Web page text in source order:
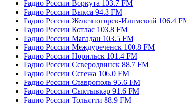
Радио России Воркута 103.7 FM
Радио России Выкса 94.8 FM
Радио России Железногорск-Илимский 106.4
Радио России Котлас 103.8 FM
Радио России Магадан 103.5 FM
Радио России Междуреченск 100.8 FM
Радио России Норильск 101.4 FM
Радио России Северодвинск 88.7 FM
Радио России Сегежа 106.0 FM
Радио России Ставрополь 95.6 FM
Радио России Сыктывкар 91.6 FM
Радио России Тольятти 88.9 FM